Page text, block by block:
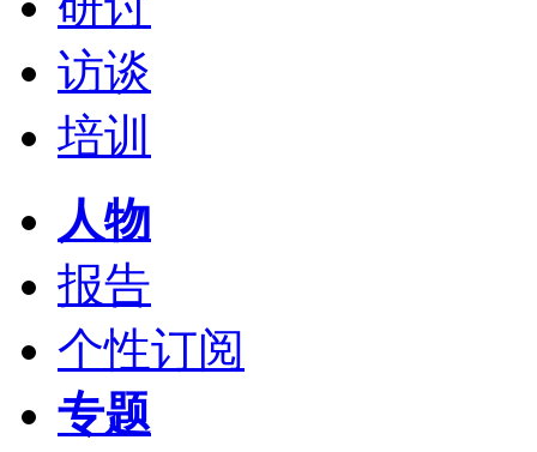
访谈
培训
人物
报告
个性订阅
专题